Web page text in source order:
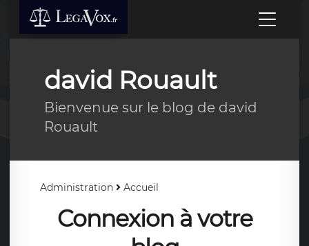
david Rouault
Bienvenue sur le blog de david
Rouault
Administration Accueil
Connexion à votre